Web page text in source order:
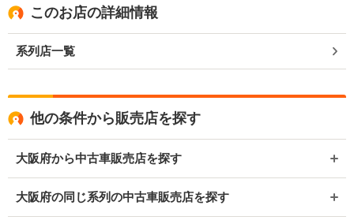
このお店の詳細情報
系列店一覧
他の条件から販売店を探す
大阪府から中古車販売店を探す
大阪府の同じ系列の中古車販売店を探す